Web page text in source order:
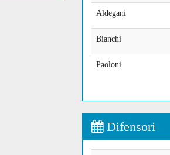
Aldegani
Bianchi
Paoloni
Difensori